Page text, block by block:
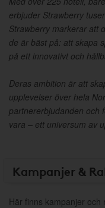
erbjuder Strawberry
Strawberry markerar att
de är bäst på: att skapa
på ett innovativt och
Deras ambition är att
upplevelser över hela
partnererbjudanden och
vara – ett universum av
Kampanjer &
Här finns kampanjer